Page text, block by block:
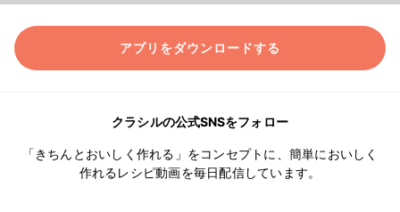
アプリをダウンロードする
クラシルの公式SNSをフォロー
「きちんとおいしく作れる」をコンセプトに、簡単においしく
作れるレシピ動画を毎日配信しています。